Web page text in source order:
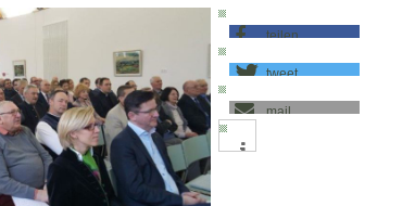
teilen
tweet
mail